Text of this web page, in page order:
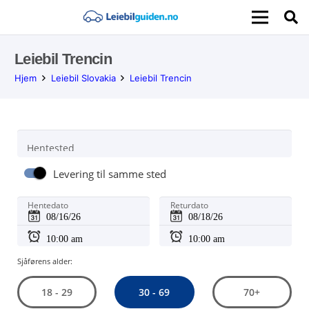
Leiebil Trencin
Hjem Leiebil Slovakia Leiebil Trencin
Hentested
Levering til samme sted
Hentedato Returdato
Sjåførens alder:
18 - 29 30 - 69 70+